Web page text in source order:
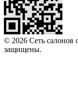
© 2026 Сеть салонов
защищены.